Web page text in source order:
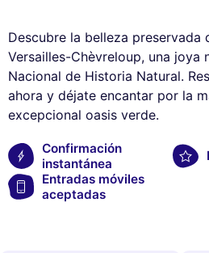
Descubre la belleza preservada
Versailles-Chèvreloup, una joya
Nacional de Historia Natural.
ahora y déjate encantar por la
excepcional oasis verde.
Confirmación
instantánea
Entradas móviles
aceptadas